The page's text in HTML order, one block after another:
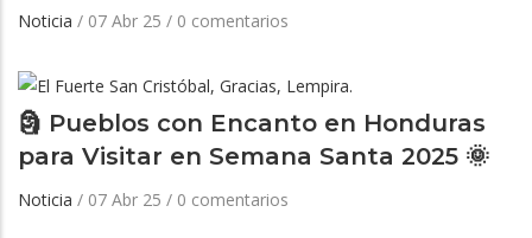
Noticia / 07 Abr 25 / 0 comentarios
🗿 Pueblos con Encanto en Honduras
para Visitar en Semana Santa 2025 🌞
Noticia / 07 Abr 25 / 0 comentarios